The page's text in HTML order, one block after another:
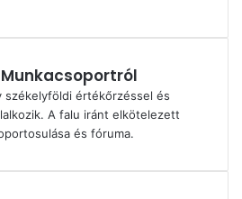
Munkacsoportról
székelyföldi értékőrzéssel és
A falu iránt elkötelezett
és fóruma.